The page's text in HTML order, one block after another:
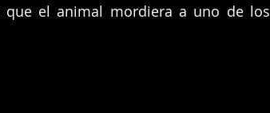
el animal mordiera a uno de los